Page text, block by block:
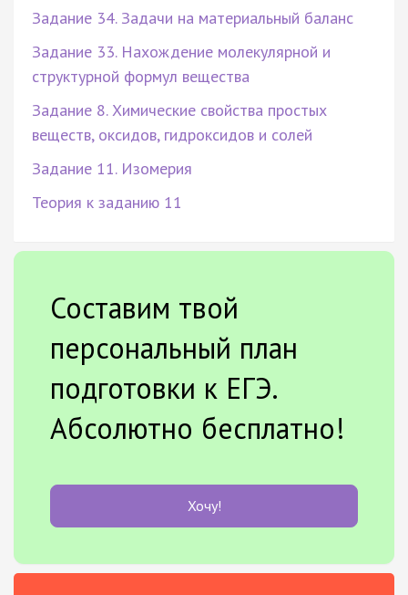
Задание 34. Задачи на материальный баланс
Задание 33. Нахождение молекулярной и
структурной формул вещества
Задание 8. Химические свойства простых
веществ, оксидов, гидроксидов и солей
Задание 11. Изомерия
Теория к заданию 11
Составим твой
персональный план
подготовки к ЕГЭ.
Абсолютно бесплатно!
Хочу!